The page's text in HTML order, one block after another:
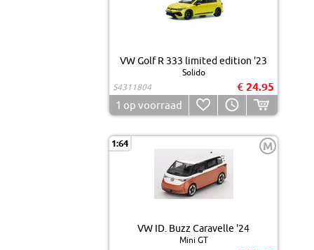
VW Golf R 333 limited edition '23
Solido
S4311804
€ 24.95
1 op voorraad
1:64 M
VW ID. Buzz Caravelle '24
Mini GT